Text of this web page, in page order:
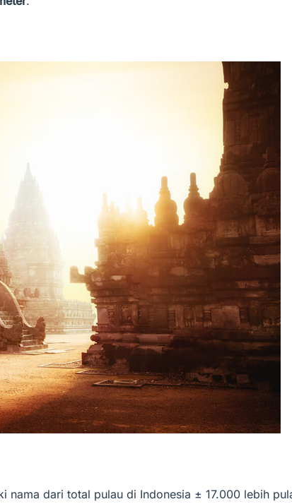
nama dari total pulau di Indonesia ± 17.000 lebih